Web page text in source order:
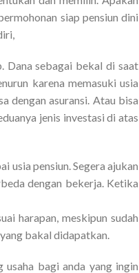
siap pensiun dini
Dana sebagai bekal di saat
karena memasuki usia
dengan asuransi. Atau bisa
jenis investasi di atas
usia pensiun. Segera ajukan
dengan bekerja. Ketika
harapan, meskipun sudah
bakal didapatkan.
bagi anda yang ingin